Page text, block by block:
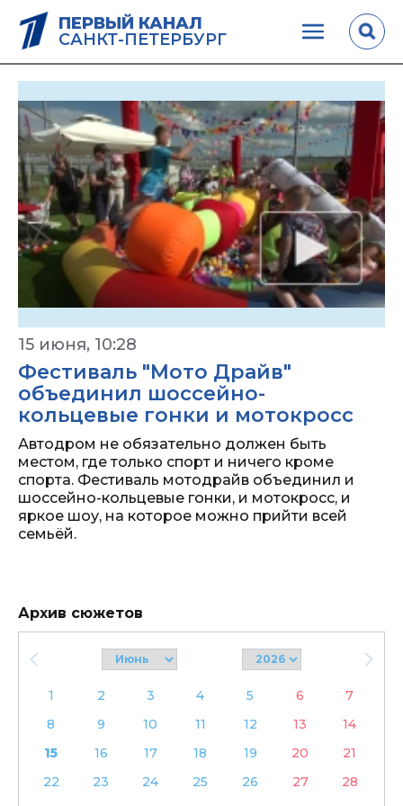
ПЕРВЫЙ КАНАЛ
САНКТ-ПЕТЕРБУРГ
15 июня, 10:28
Фестиваль "Мото Драйв"
объединил шоссейно-
кольцевые гонки и мотокросс
Автодром не обязательно должен быть
местом, где только спорт и ничего кроме
спорта. Фестиваль мотодрайв объединил и
шоссейно-кольцевые гонки, и мотокросс, и
яркое шоу, на которое можно прийти всей
семьёй.
Архив сюжетов
1 2 3 4 5 6
7
8
9 10 11 12 13
14
15
16 17 18 19 20
21
22
23 24 25 26 27
28